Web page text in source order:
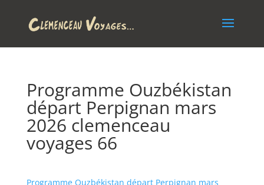
Programme Ouzbékistan
départ Perpignan mars
2026 clemenceau
voyages 66
Programme Ouzbékistan départ Perpignan mars